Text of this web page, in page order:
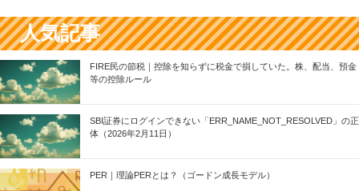
人気記事
FIRE民の節税｜控除を知らずに税金で損していた。株、配当、預金
等の控除ルール
SBI証券にログインできない「ERR_NAME_NOT_RESOLVED」の正
体（2026年2月11日）
PER｜理論PERとは？（ゴードン成長モデル）